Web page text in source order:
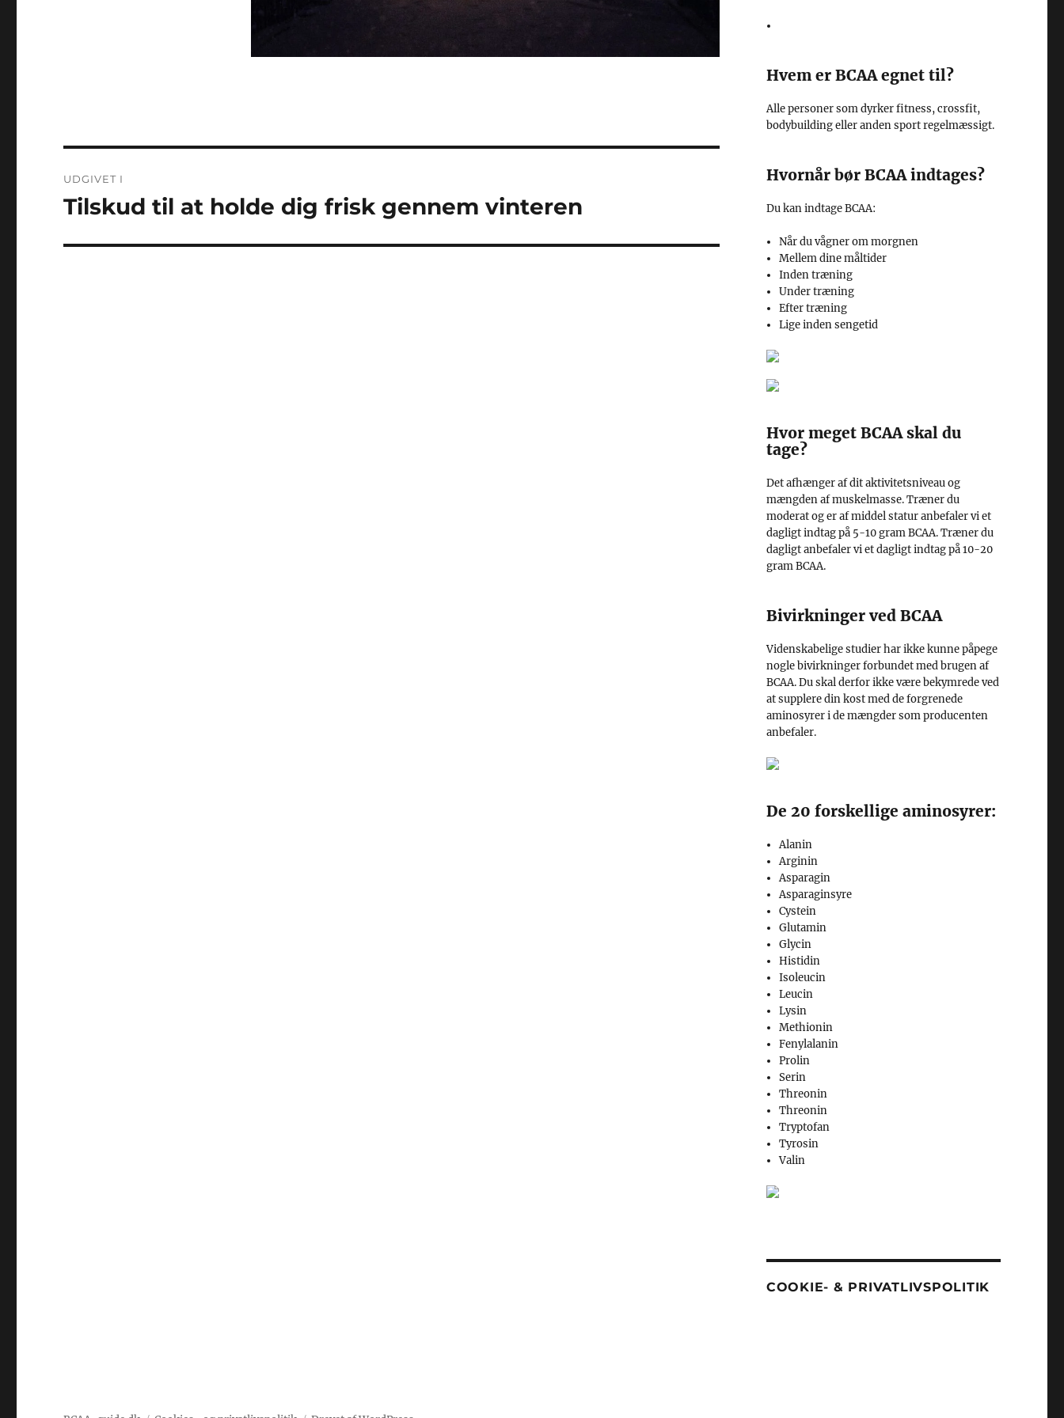
UDGIVET I
Tilskud til at holde dig frisk gennem vinteren
Hvem er BCAA egnet til?
Alle personer som dyrker fitness, crossfit,
bodybuilding eller anden sport regelmæssigt.
Hvornår bør BCAA indtages?
Du kan indtage BCAA:
Når du vågner om morgnen
Mellem dine måltider
Inden træning
Under træning
Efter træning
Lige inden sengetid
Hvor meget BCAA skal du
tage?
Det afhænger af dit aktivitetsniveau og
mængden af muskelmasse. Træner du
moderat og er af middel statur anbefaler vi et
dagligt indtag på 5-10 gram BCAA. Træner du
dagligt anbefaler vi et dagligt indtag på 10-20
gram BCAA.
Bivirkninger ved BCAA
Videnskabelige studier har ikke kunne påpege
nogle bivirkninger forbundet med brugen af
BCAA. Du skal derfor ikke være bekymrede ved
at supplere din kost med de forgrenede
aminosyrer i de mængder som producenten
anbefaler.
De 20 forskellige aminosyrer:
Alanin
Arginin
Asparagin
Asparaginsyre
Cystein
Glutamin
Glycin
Histidin
Isoleucin
Leucin
Lysin
Methionin
Fenylalanin
Prolin
Serin
Threonin
Threonin
Tryptofan
Tyrosin
Valin
COOKIE- & PRIVATLIVSPOLITIK